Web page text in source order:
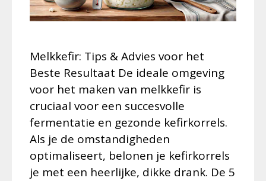
Melkkefir: Tips & Advies voor het
Beste Resultaat De ideale omgeving
voor het maken van melkkefir is
cruciaal voor een succesvolle
fermentatie en gezonde kefirkorrels.
Als je de omstandigheden
optimaliseert, belonen je kefirkorrels
je met een heerlijke, dikke drank. De 5